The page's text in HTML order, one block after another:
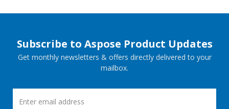
Subscribe to Aspose Product Updates
Get monthly newsletters & offers directly delivered to your
mailbox.